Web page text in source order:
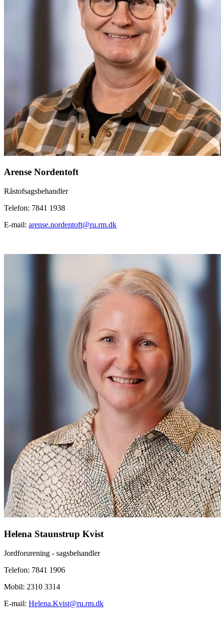
Arense Nordentoft
Råstofsagsbehandler
Telefon: 7841 1938
E-mail: arense.nordentoft@ru.rm.dk
Helena Staunstrup Kvist
Jordforurening - sagsbehandler
Telefon: 7841 1906
Mobil: 2310 3314
E-mail: Helena.Kvist@ru.rm.dk